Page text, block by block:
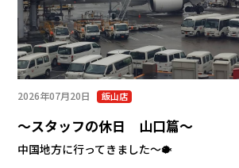
2026年07月20日 飯山店
～スタッフの休日 山口篇～
中国地方に行ってきました～🐡